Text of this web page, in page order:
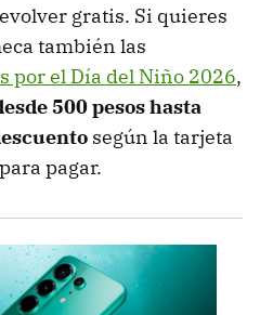
gratis. Si quieres
también las
por el Día del Niño 2026,
500 pesos hasta
según la tarjeta
pagar.